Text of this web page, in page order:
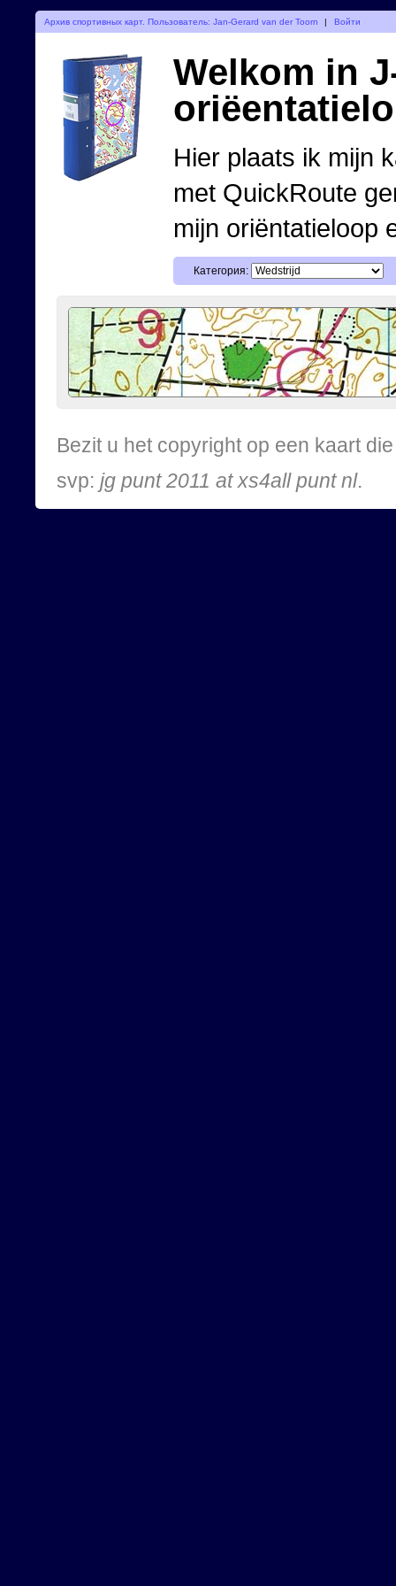
Архив спортивных карт. Пользователь: Jan-Gerard van der Toorn | Войти
Welkom in
Hier plaats ik mijn
met QuickRoute
mijn oriëntatieloop
Категория:
Bezit u het copyright op een kaart
svp: jg punt 2011 at xs4all punt nl.